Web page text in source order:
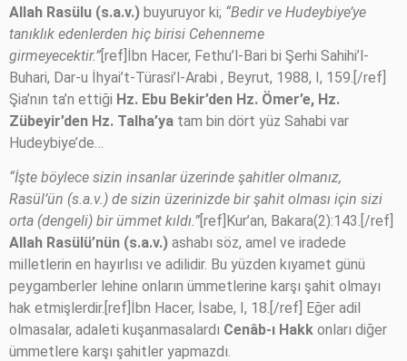
Allah Rasülu (s.a.v.) buyuruyor ki; “Bedir ve Hudeybiye’ye
tanıklık edenlerden hiç birisi Cehenneme
girmeyecektir.” [ref]İbn Hacer, Fethu’l-Bari bi Şerhi Sahihi’l-
Buhari, Dar-u İhyai’t-Türasi’l-Arabi , Beyrut, 1988, I, 159.[/ref]
Şia’nın ta’n ettiği Hz. Ebu Bekir’den Hz. Ömer’e, Hz.
Zübeyir’den Hz. Talha’ya tam bin dört yüz Sahabi var
Hudeybiye’de…
“İşte böylece sizin insanlar üzerinde şahitler olmanız,
Rasül’ün (s.a.v.) de sizin üzerinizde bir şahit olması için sizi
orta (dengeli) bir ümmet kıldı.” [ref]Kur’an, Bakara(2):143.[/ref]
Allah Rasülü’nün (s.a.v.) ashabı söz, amel ve iradede
milletlerin en hayırlısı ve adilidir. Bu yüzden kıyamet günü
peygamberler lehine onların ümmetlerine karşı şahit olmayı
hak etmişlerdir.[ref]İbn Hacer, İsabe, I, 18.[/ref] Eğer adil
olmasalar, adaleti kuşanmasalardı Cenâb-ı Hakk onları diğer
ümmetlere karşı şahitler yapmazdı.